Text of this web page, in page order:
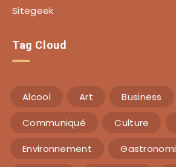
Sitegeek
Tag Cloud
Alcool Art Business
Communiqué Culture
Environnement